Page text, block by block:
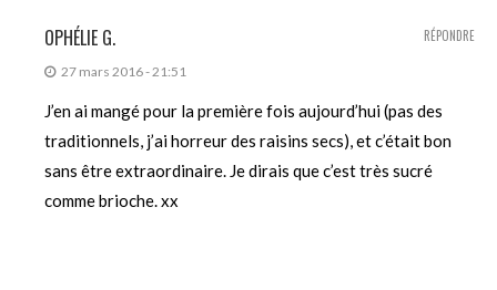
OPHÉLIE G.
27 mars 2016 - 21:51
J’en ai mangé pour la première fois aujourd’hui (pas des
traditionnels, j’ai horreur des raisins secs), et c’était bon
sans être extraordinaire. Je dirais que c’est très sucré
comme brioche. xx
RÉPONDRE